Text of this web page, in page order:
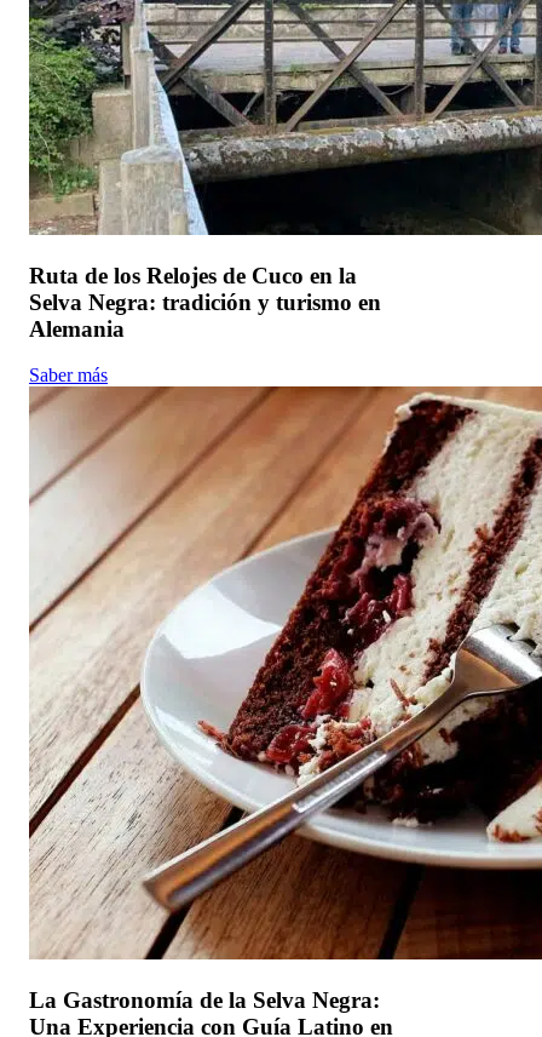
Ruta de los Relojes de Cuco en la
Selva Negra: tradición y turismo en
Alemania
Saber más
La Gastronomía de la Selva Negra:
Una Experiencia con Guía Latino en